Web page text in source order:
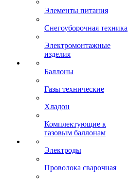
Элементы питания
Снегоуборочная техника
Электромонтажные
изделия
Баллоны
Газы технические
Хладон
Комплектующие к
газовым баллонам
Электроды
Проволока сварочная